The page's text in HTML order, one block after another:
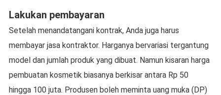
Lakukan pembayaran
Setelah menandatangani kontrak, Anda juga harus
membayar jasa kontraktor. Harganya bervariasi tergantung
model dan jumlah produk yang dibuat. Namun kisaran harga
pembuatan kosmetik biasanya berkisar antara Rp 50
hingga 100 juta. Produsen boleh meminta uang muka (DP)